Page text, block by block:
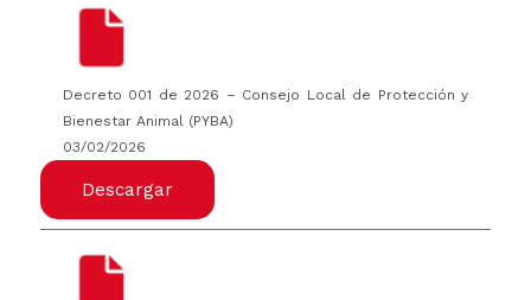
Decreto 001 de 2026 – Consejo Local de Protección y
Bienestar Animal (PYBA)
03/02/2026
Descargar